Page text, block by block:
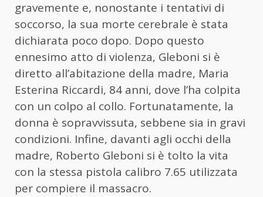
gravemente e, nonostante i tentativi di
soccorso, la sua morte cerebrale è stata
dichiarata poco dopo. Dopo questo
ennesimo atto di violenza, Gleboni si è
diretto all’abitazione della madre, Maria
Esterina Riccardi, 84 anni, dove l’ha colpita
con un colpo al collo. Fortunatamente, la
donna è sopravvissuta, sebbene sia in gravi
condizioni. Infine, davanti agli occhi della
madre, Roberto Gleboni si è tolto la vita
con la stessa pistola calibro 7.65 utilizzata
per compiere il massacro.